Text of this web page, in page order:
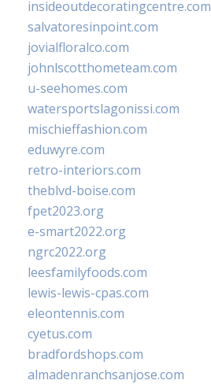
insideoutdecoratingcentre.com
salvatoresinpoint.com
jovialfloralco.com
johnlscotthometeam.com
u-seehomes.com
watersportslagonissi.com
mischieffashion.com
eduwyre.com
retro-interiors.com
theblvd-boise.com
fpet2023.org
e-smart2022.org
ngrc2022.org
leesfamilyfoods.com
lewis-lewis-cpas.com
eleontennis.com
cyetus.com
bradfordshops.com
almadenranchsanjose.com